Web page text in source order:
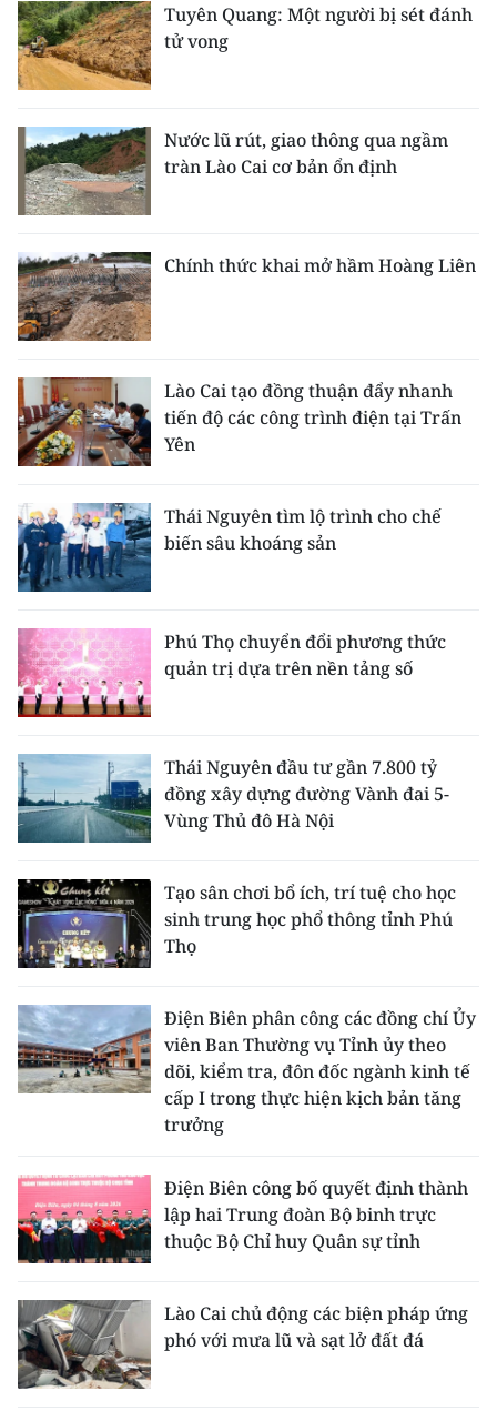
Tuyên Quang: Một người bị sét đánh
tử vong
Nước lũ rút, giao thông qua ngầm
tràn Lào Cai cơ bản ổn định
Chính thức khai mở hầm Hoàng Liên
Lào Cai tạo đồng thuận đẩy nhanh
tiến độ các công trình điện tại Trấn
Yên
Thái Nguyên tìm lộ trình cho chế
biến sâu khoáng sản
Phú Thọ chuyển đổi phương thức
quản trị dựa trên nền tảng số
Thái Nguyên đầu tư gần 7.800 tỷ
đồng xây dựng đường Vành đai 5-
Vùng Thủ đô Hà Nội
Tạo sân chơi bổ ích, trí tuệ cho học
sinh trung học phổ thông tỉnh Phú
Thọ
Điện Biên phân công các đồng chí Ủy
viên Ban Thường vụ Tỉnh ủy theo
dõi, kiểm tra, đôn đốc ngành kinh tế
cấp I trong thực hiện kịch bản tăng
trưởng
Điện Biên công bố quyết định thành
lập hai Trung đoàn Bộ binh trực
thuộc Bộ Chỉ huy Quân sự tỉnh
Lào Cai chủ động các biện pháp ứng
phó với mưa lũ và sạt lở đất đá